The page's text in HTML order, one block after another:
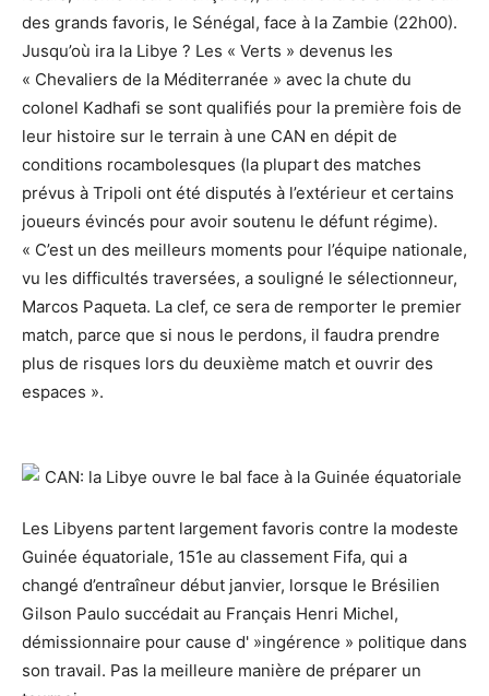
des grands favoris, le Sénégal, face à la Zambie (22h00).
Jusqu’où ira la Libye ? Les « Verts » devenus les
« Chevaliers de la Méditerranée » avec la chute du
colonel Kadhafi se sont qualifiés pour la première fois de
leur histoire sur le terrain à une CAN en dépit de
conditions rocambolesques (la plupart des matches
prévus à Tripoli ont été disputés à l’extérieur et certains
joueurs évincés pour avoir soutenu le défunt régime).
« C’est un des meilleurs moments pour l’équipe nationale,
vu les difficultés traversées, a souligné le sélectionneur,
Marcos Paqueta. La clef, ce sera de remporter le premier
match, parce que si nous le perdons, il faudra prendre
plus de risques lors du deuxième match et ouvrir des
espaces ».
Les Libyens partent largement favoris contre la modeste
Guinée équatoriale, 151e au classement Fifa, qui a
changé d’entraîneur début janvier, lorsque le Brésilien
Gilson Paulo succédait au Français Henri Michel,
démissionnaire pour cause d' »ingérence » politique dans
son travail. Pas la meilleure manière de préparer un